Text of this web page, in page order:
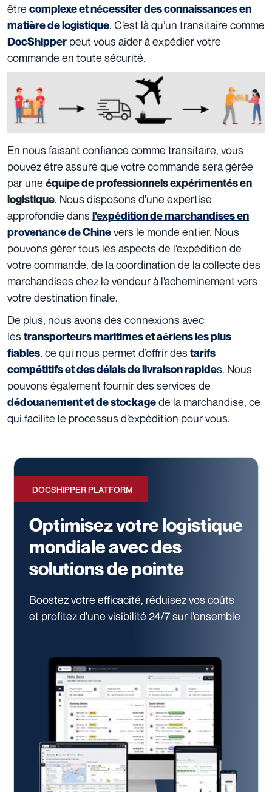
être complexe et nécessiter des connaissances en
matière de logistique. C’est là qu’un transitaire comme
DocShipper peut vous aider à expédier votre
commande en toute sécurité.
En nous faisant confiance comme transitaire, vous
pouvez être assuré que votre commande sera gérée
par une équipe de professionnels expérimentés en
logistique. Nous disposons d’une expertise
approfondie dansl’expédition de marchandises en
provenance de Chinevers le monde entier. Nous
pouvons gérer tous les aspects de l’expédition de
votre commande, de la coordination de la collecte des
marchandises chez le vendeur à l’acheminement vers
votre destination finale.
De plus, nous avons des connexions avec
lestransporteurs maritimes et aériens les plus
fiables, ce qui nous permet d’offrir destarifs
compétitifs et des délais de livraison rapides. Nous
pouvons également fournir des services de
dédouanement et de stockagede la marchandise, ce
qui facilite le processus d’expédition pour vous.
DOCSHIPPER PLATFORM
Optimisez votre logistique
mondiale avec des
solutions de pointe
Boostez votre efficacité, réduisez vos coûts
et profitez d’une visibilité 24/7sur l’ensemble